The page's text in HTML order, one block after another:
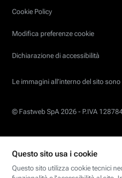
Cookie Policy
Modifica preferenze cookie
Dichiarazione di accessibilità
Le immagini all’interno del sito
© Fastweb SpA 2026 - P.IVA